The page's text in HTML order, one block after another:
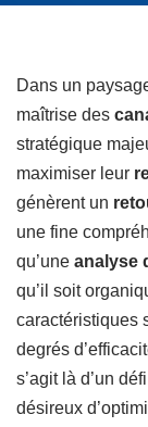
Dans un
maîtrise des
stratégique
maximiser leur
génèrent un
une fine
qu’une analyse
qu’il soit
caractéristiques
degrés
s’agit là d’un
désireux